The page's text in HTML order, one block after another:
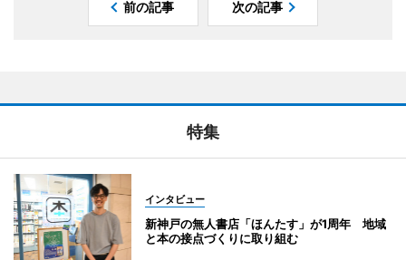
前の記事 次の記事
特集
インタビュー
新神戸の無人書店「ほんたす」が1周年 地域
と本の接点づくりに取り組む